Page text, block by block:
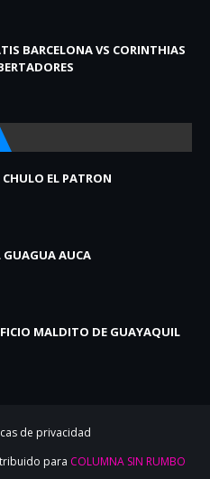
BARCELONA VS CORINTHIAS
EL PATRON
GUAGUA AUCA
MALDITO DE GUAYAQUIL
de privacidad
para COLUMNA SIN RUMBO